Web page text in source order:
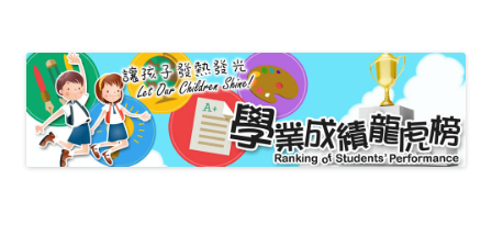
龍虎榜